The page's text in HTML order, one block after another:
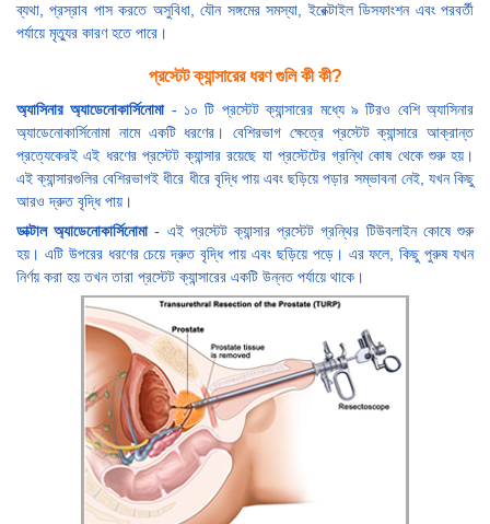
ব্যথা, প্রস্রাব পাস করতে অসুবিধা, যৌন সঙ্গমের সমস্যা, ইরেক্টাইল ডিসফাংশন এবং পরবর্তী
পর্যায়ে মৃত্যুর কারণ হতে পারে।
প্রস্টেট ক্যান্সারের ধরণ গুলি কী কী?
অ্যাসিনার অ্যাডেনোকার্সিনোমা - ১০ টি প্রস্টেট ক্যান্সারের মধ্যে ৯ টিরও বেশি অ্যাসিনার
অ্যাডেনোকার্সিনোমা নামে একটি ধরণের। বেশিরভাগ ক্ষেত্রে প্রস্টেট ক্যান্সারে আক্রান্ত
প্রত্যেকেরই এই ধরণের প্রস্টেট ক্যান্সার রয়েছে যা প্রস্টেটের গ্রন্থি কোষ থেকে শুরু হয়।
এই ক্যান্সারগুলির বেশিরভাগই ধীরে ধীরে বৃদ্ধি পায় এবং ছড়িয়ে পড়ার সম্ভাবনা নেই, যখন কিছু
আরও দ্রুত বৃদ্ধি পায়।
ডাক্টাল অ্যাডেনোকার্সিনোমা- এই প্রস্টেট ক্যান্সার প্রস্টেট গ্রন্থির টিউবলাইন কোষে শুরু
হয়। এটি উপরের ধরণের চেয়ে দ্রুত বৃদ্ধি পায় এবং ছড়িয়ে পড়ে। এর ফলে, কিছু পুরুষ যখন
নির্ণয় করা হয় তখন তারা প্রস্টেট ক্যান্সারের একটি উন্নত পর্যায়ে থাকে।